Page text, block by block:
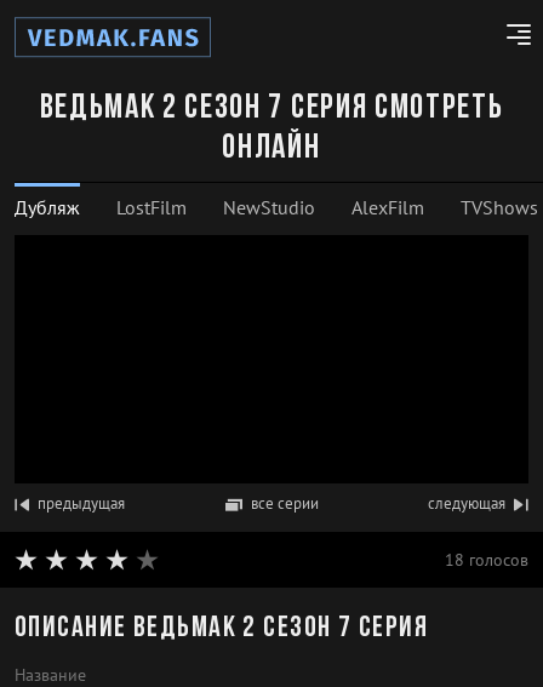
Ведьмак 2 сезон 7 серия смотреть
онлайн
Дубляж LostFilm NewStudio AlexFilm TVShows
предыдущая все серии следующая
18 голосов
Описание Ведьмак 2 сезон 7 серия
Название